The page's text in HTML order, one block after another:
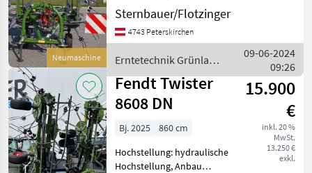
Neumaschine
Kreisler, Beleuchtung,
Grenzstreueinrichtung
Lagermaschine Tastrad,
Grenzstreueinrichtung,
Beleuchtu
Sternbauer/Flotzinger
4743 Peterskirchen
Erntetechnik Grünland
/ Fendt
09-06-2024
09:26
Fendt Twister
8608 DN
15.900
€
inkl. 20 %
MwSt.
13.250 €
exkl.
Bj. 2025
860 cm
Hochstellung: hydraulische
Hochstellung, Anbau